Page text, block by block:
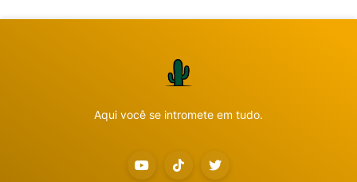
Aqui você se intromete em tudo.